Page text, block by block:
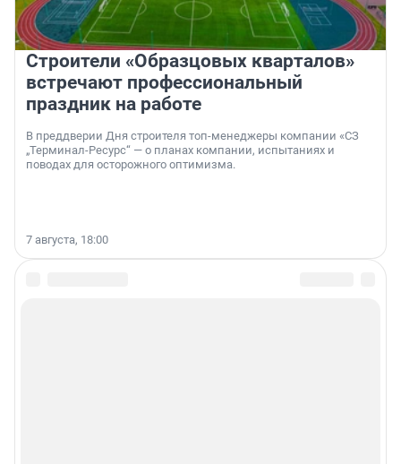
Строители «Образцовых кварталов»
встречают профессиональный
праздник на работе
В преддверии Дня строителя топ-менеджеры компании «СЗ
„Терминал-Ресурс“ — о планах компании, испытаниях и
поводах для осторожного оптимизма.
7 августа, 18:00